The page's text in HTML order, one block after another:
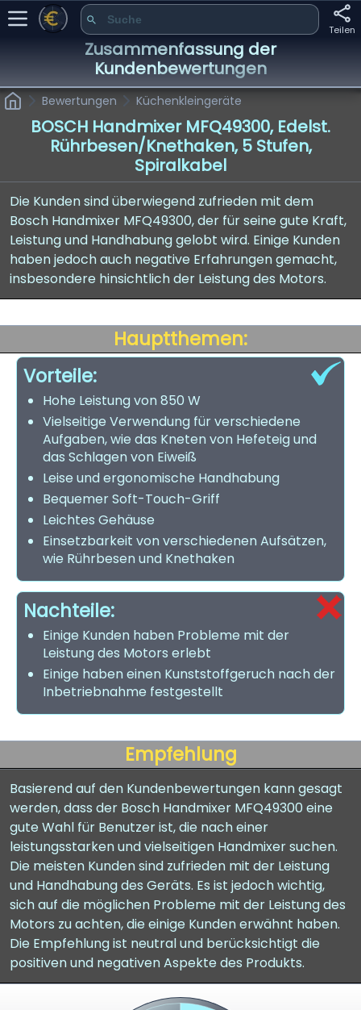
Teilen
Zusammenfassung der
Kundenbewertungen
Bewertungen Küchenkleingeräte
BOSCH Handmixer MFQ49300, Edelst.
Rührbesen/Knethaken, 5 Stufen,
Spiralkabel
Die Kunden sind überwiegend zufrieden mit dem
Bosch Handmixer MFQ49300, der für seine gute Kraft,
Leistung und Handhabung gelobt wird. Einige Kunden
haben jedoch auch negative Erfahrungen gemacht,
insbesondere hinsichtlich der Leistung des Motors.
Hauptthemen:
Vorteile:
Hohe Leistung von 850 W
Vielseitige Verwendung für verschiedene
Aufgaben, wie das Kneten von Hefeteig und
das Schlagen von Eiweiß
Leise und ergonomische Handhabung
Bequemer Soft-Touch-Griff
Leichtes Gehäuse
Einsetzbarkeit von verschiedenen Aufsätzen,
wie Rührbesen und Knethaken
Nachteile:
Einige Kunden haben Probleme mit der
Leistung des Motors erlebt
Einige haben einen Kunststoffgeruch nach der
Inbetriebnahme festgestellt
Empfehlung
Basierend auf den Kundenbewertungen kann gesagt
werden, dass der Bosch Handmixer MFQ49300 eine
gute Wahl für Benutzer ist, die nach einer
leistungsstarken und vielseitigen Handmixer suchen.
Die meisten Kunden sind zufrieden mit der Leistung
und Handhabung des Geräts. Es ist jedoch wichtig,
sich auf die möglichen Probleme mit der Leistung des
Motors zu achten, die einige Kunden erwähnt haben.
Die Empfehlung ist neutral und berücksichtigt die
positiven und negativen Aspekte des Produkts.